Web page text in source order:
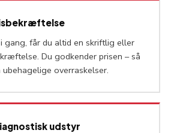
gang, får du altid en skriftlig eller
Du godkender prisen – så
overraskelser.
udstyr